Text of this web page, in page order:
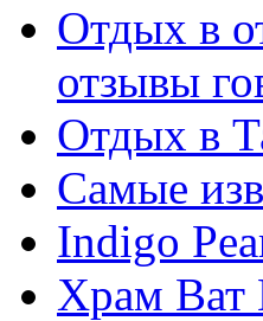
Отдых в
отзывы
Отдых в
Самые
Indigo
Храм Ват